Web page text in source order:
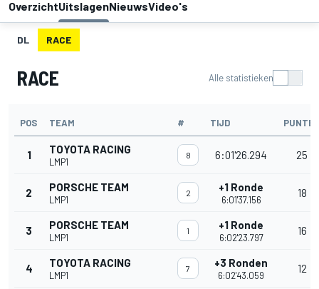
OverzichtUitslagenNieuwsVideo's
DL RACE
RACE Alle statistieken
POS TEAM # TIJD
1 TOYOTA RACING
LMP1
8 6:01'26.294 25
2 PORSCHE TEAM
LMP1
2 +1 Ronde
6:01'37.156
18
3 PORSCHE TEAM
LMP1
1 +1 Ronde
6:02'23.797
16
4 TOYOTA RACING
LMP1
7 +3 Ronden
6:02'43.059
12